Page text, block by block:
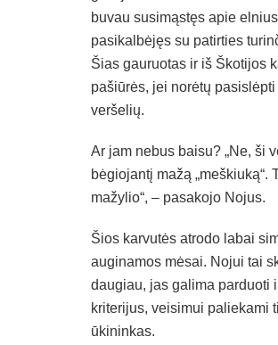
buvau susimąstęs apie
pasikalbėjęs su patirties
Šias gauruotas ir iš Škotijos
pašiūrės, jei norėtų
veršelių.
Ar jam nebus baisu? „Ne, ši
bėgiojantį mažą
mažylio“, – pasakojo Nojus.
Šios karvutės atrodo labai
auginamos mėsai. Nojui tai
daugiau, jas galima parduoti
kriterijus, veisimui paliekami
ūkininkas.